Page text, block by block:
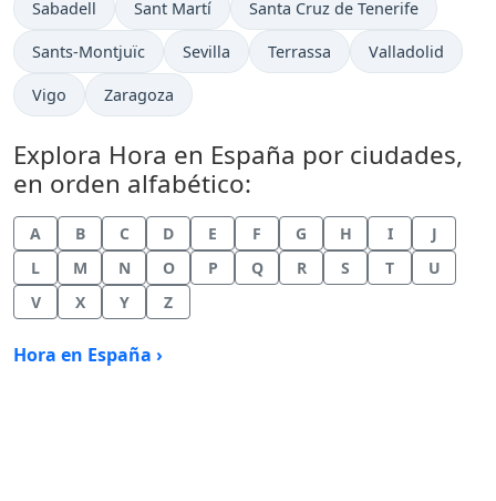
Hora actual en
Sabadell Hora actual en
Sant Martí Hora actual en
Santa Cruz de Tenerife
Hora actual en
Sants-Montjuïc Hora actual en
Sevilla Hora actual en
Terrassa Hora actual en
Valladolid
Hora actual en
Vigo Hora actual en
Zaragoza
Explora Hora en España por ciudades,
en orden alfabético:
A B C D E F G H I
J
L
M N O P Q R S T
U
V
X Y Z
Hora en España ›